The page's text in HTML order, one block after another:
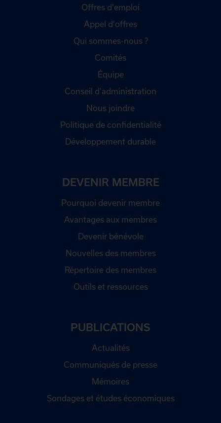
Offres d'emploi
Appel d'offres
Qui sommes-nous ?
Comités
Équipe
Conseil d'administration
Nous joindre
Politique de confidentialité
Développement durable
DEVENIR MEMBRE
Pourquoi devenir membre
Avantages aux membres
Devenir bénévole
Nouvelles des membres
Répertoire des membres
Outils et ressources
PUBLICATIONS
Actualités
Communiqués de presse
Mémoires
Sondages et études économiques